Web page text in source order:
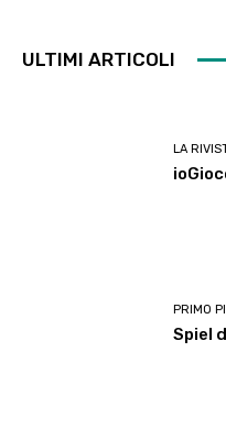
ULTIMI ARTICOLI
LA
PRIMO
Spiel